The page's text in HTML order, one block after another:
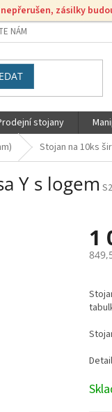
zásilky
NÁM
stojany
Stojan na 10ks
Y s logem
1
cena: